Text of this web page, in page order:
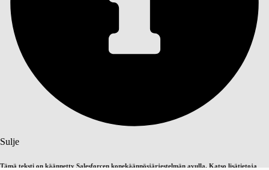
Sulje
Tämä teksti on käännetty Salesforcen konekäännösjärjestelmän avulla. Katso lisätietoja